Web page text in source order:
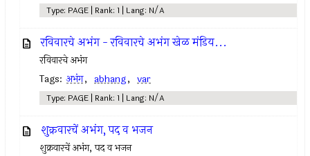
Type: PAGE | Rank: 1 | Lang: N/A
रविवारचे अभंग - रविवारचे अभंग खेळ मंडिय...
रविवारचे अभंग
Tags: अभंग, abhang, var
Type: PAGE | Rank: 1 | Lang: N/A
शुक्रवारचें अभंग, पद व भजन
शुक्रवारचें अभंग, पद व भजन